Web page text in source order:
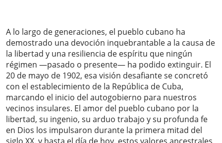
A lo largo de generaciones, el pueblo cubano ha
demostrado una devoción inquebrantable a la causa de
la libertad y una resiliencia de espíritu que ningún
régimen —pasado o presente— ha podido extinguir. El
20 de mayo de 1902, esa visión desafiante se concretó
con el establecimiento de la República de Cuba,
marcando el inicio del autogobierno para nuestros
vecinos insulares. El amor del pueblo cubano por la
libertad, su ingenio, su arduo trabajo y su profunda fe
en Dios los impulsaron durante la primera mitad del